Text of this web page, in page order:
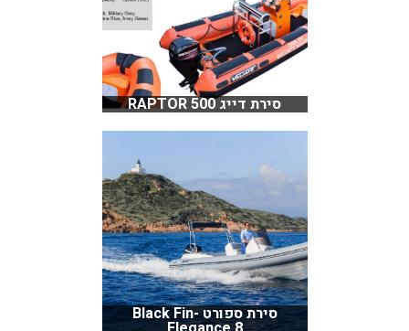
סירת דייג RAPTOR 500
סירת ספורט Black Fin-